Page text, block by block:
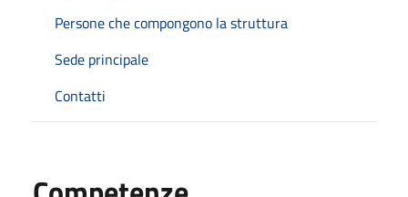
Persone che compongono la struttura
Sede principale
Contatti